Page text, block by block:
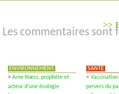
>>
Les commentaires sont
ENVIRONNEMENT
> Arne Næss, prophète et
acteur d’une écologie
SANTÉ
>
pervers du